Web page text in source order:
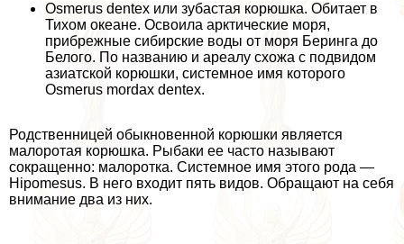
Osmerus dentex или зубастая корюшка. Обитает в
Тихом океане. Освоила арктические моря,
прибрежные сибирские воды от моря Беринга до
Белого. По названию и ареалу схожа с подвидом
азиатской корюшки, системное имя которого
Osmerus mordax dentex.
Родственницей обыкновенной корюшки является
малоротая корюшка. Рыбаки ее часто называют
сокращенно: малоротка. Системное имя этого рода —
Hipomesus. В него входит пять видов. Обращают на себя
внимание два из них.